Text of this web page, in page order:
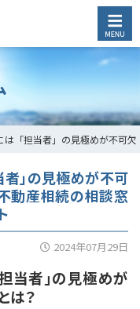
は「担当者」の見極めが不可
」の見極めが不可
動産相続の相談窓
2024年07月29日
当者」の見極めが
は？